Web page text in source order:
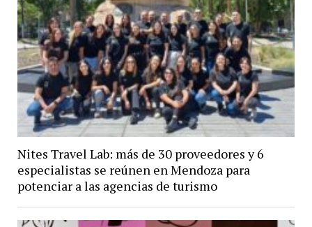
Nites Travel Lab: más de 30 proveedores y 6
especialistas se reúnen en Mendoza para
potenciar a las agencias de turismo